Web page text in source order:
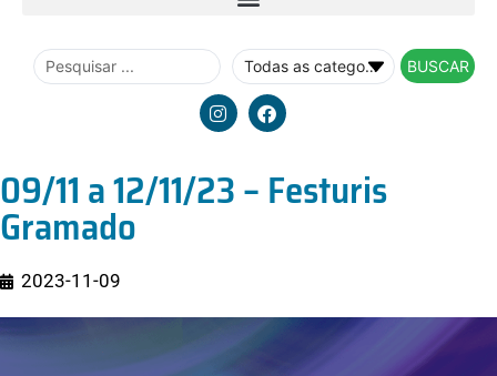
BUSCAR
09/11 a 12/11/23 – Festuris
Gramado
2023-11-09